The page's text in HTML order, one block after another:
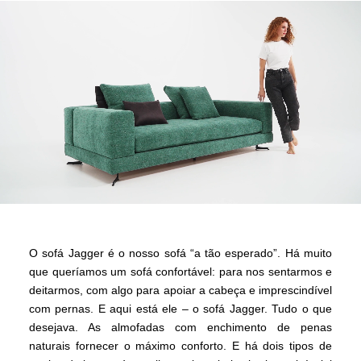
O sofá Jagger é o nosso sofá “a tão esperado”. Há muito
que queríamos um sofá confortável: para nos sentarmos e
deitarmos, com algo para apoiar a cabeça e imprescindível
com pernas. E aqui está ele – o sofá Jagger. Tudo o que
desejava. As almofadas com enchimento de penas
naturais fornecer o máximo conforto. E há dois tipos de